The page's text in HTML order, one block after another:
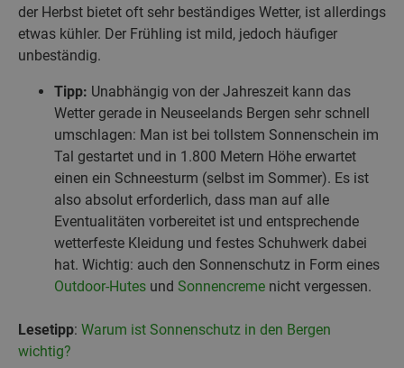
der Herbst bietet oft sehr beständiges Wetter, ist allerdings
etwas kühler. Der Frühling ist mild, jedoch häufiger
unbeständig.
Tipp: Unabhängig von der Jahreszeit kann das
Wetter gerade in Neuseelands Bergen sehr schnell
umschlagen: Man ist bei tollstem Sonnenschein im
Tal gestartet und in 1.800 Metern Höhe erwartet
einen ein Schneesturm (selbst im Sommer). Es ist
also absolut erforderlich, dass man auf alle
Eventualitäten vorbereitet ist und entsprechende
wetterfeste Kleidung und festes Schuhwerk dabei
hat. Wichtig: auch den Sonnenschutz in Form eines
Outdoor-Hutes und Sonnencreme nicht vergessen.
Lesetipp: Warum ist Sonnenschutz in den Bergen
wichtig?